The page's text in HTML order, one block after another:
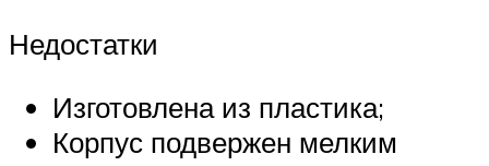
Недостатки
Изготовлена из пластика;
Корпус подвержен мелким